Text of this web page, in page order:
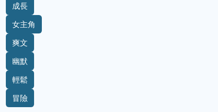
成長
女主角
爽文
幽默
輕鬆
冒險